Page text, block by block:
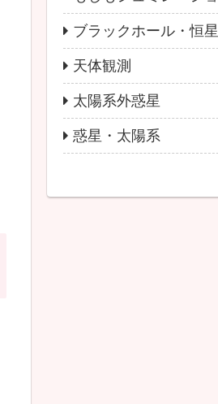
ブラックホール・恒星
天体観測
太陽系外惑星
惑星・太陽系